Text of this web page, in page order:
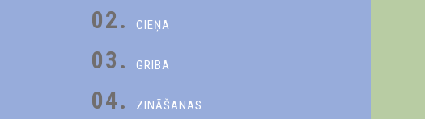
02. CIEŅA
03. GRIBA
04. ZINĀŠANAS